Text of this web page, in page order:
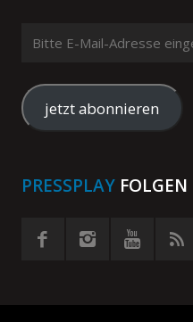
Mail-
Adresse
eingeben
jetzt abonnieren
PRESSPLAY FOLGEN